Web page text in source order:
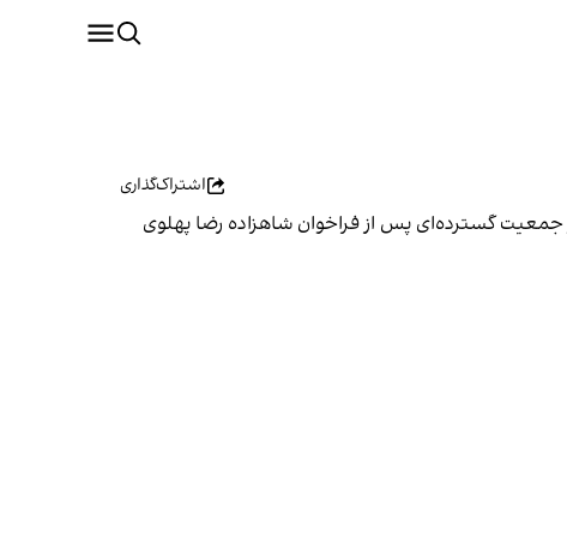
اشتراک‌گذاری
شامگاه جمعه ۱۹ دی‌ماه ارسال کرده که حاکی از حضور جمعیت گسترده‌ای پس از فراخوان شاهزاده رضا پهلوی